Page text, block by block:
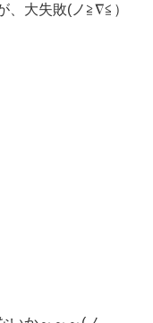
、大失敗(ノ≧∇≦）